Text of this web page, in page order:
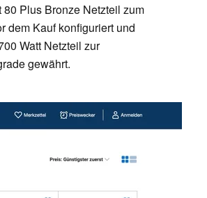
Plus Bronze Netzteil zum
dem Kauf konfiguriert und
Watt Netzteil zur
gewährt.